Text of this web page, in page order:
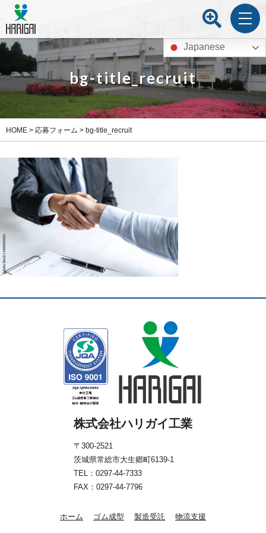
Japanese
bg-title_recruit
HOME > 応募フォーム > bg-title_recruit
株式会社ハリガイ工業
〒300-2521
茨城県常総市大生郷町6139-1
TEL： 0297-44-7333
FAX：0297-44-7796
ホーム ゴム成型 製造受託 物流支援